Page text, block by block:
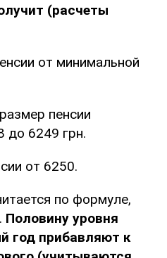
(расчеты
от минимальной
пенсии
до 6249 грн.
от 6250.
по формуле,
Половину уровня
год прибавляют к